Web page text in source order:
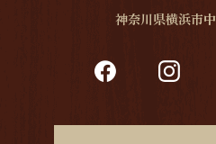
神奈川県横浜市